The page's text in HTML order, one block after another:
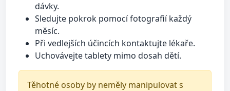
dávky.
Sledujte pokrok pomocí fotografií každý
měsíc.
Při vedlejších účincích kontaktujte lékaře.
Uchovávejte tablety mimo dosah dětí.
Těhotné osoby by neměly manipulovat s